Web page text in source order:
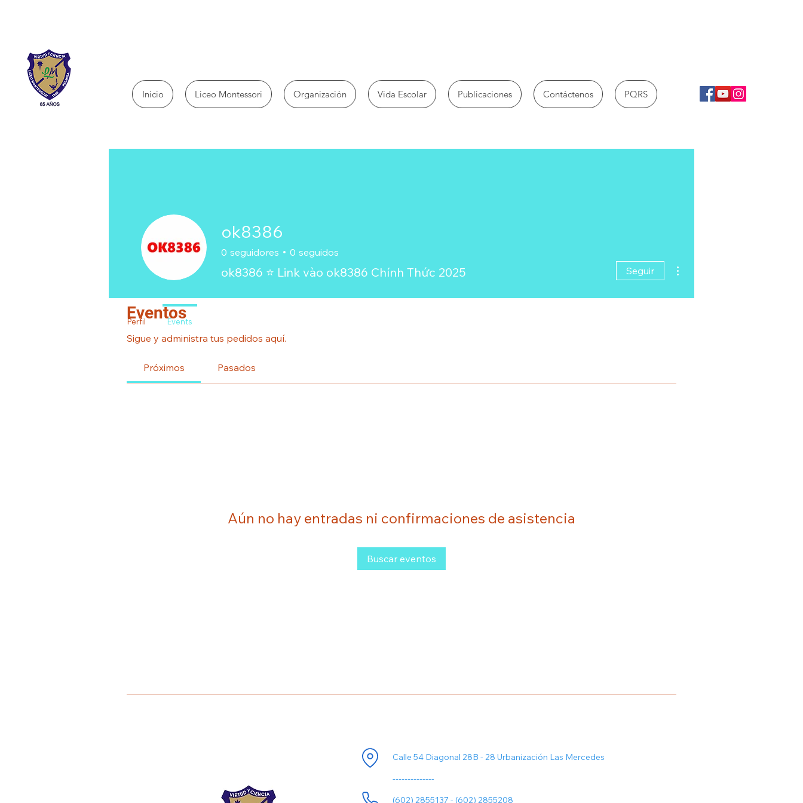
Inicio Liceo Montessori Organización Vida Escolar Publicaciones Contáctenos PQRS
Eventos
Sigue y administra tus pedidos aquí.
Próximos Pasados
Aún no hay entradas ni confirmaciones de asistencia
Buscar eventos
ok8386
0 seguidores 0 seguidos
ok8386 ⭐️ Link vào ok8386 Chính Thức 2025 Seguir
Perfil Events
Calle 54 Diagonal 28B - 28 Urbanización Las Mercedes
--------------
(602) 2855137 - (602) 2855208